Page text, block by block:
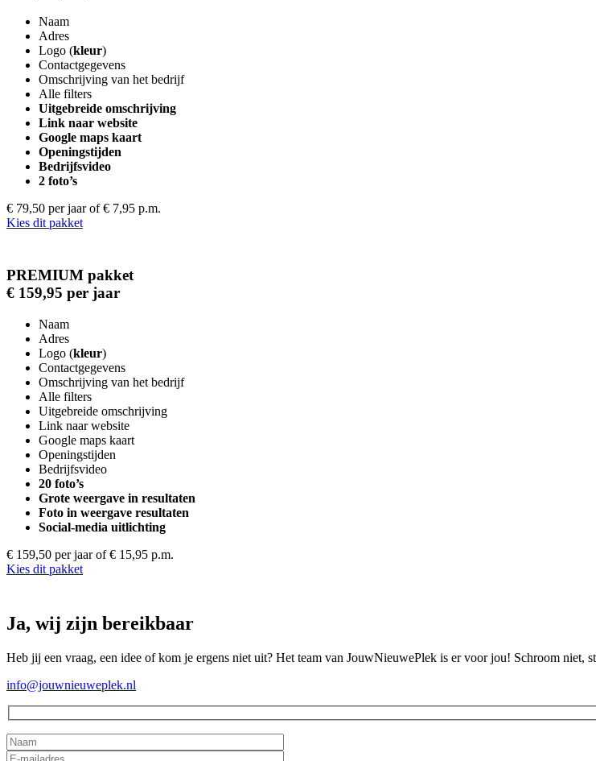
Naam
Adres
Logo (kleur)
Contactgegevens
Omschrijving van het bedrijf
Alle filters
Uitgebreide omschrijving
Link naar website
Google maps kaart
Openingstijden
Bedrijfsvideo
2 foto’s
€ 79,50 per jaar of € 7,95 p.m.
Kies dit pakket
PREMIUM pakket
€ 159,95 per jaar
Naam
Adres
Logo (kleur)
Contactgegevens
Omschrijving van het bedrijf
Alle filters
Uitgebreide omschrijving
Link naar website
Google maps kaart
Openingstijden
Bedrijfsvideo
20 foto’s
Grote weergave in resultaten
Foto in weergave resultaten
Social-media uitlichting
€ 159,50 per jaar of € 15,95 p.m.
Kies dit pakket
Ja, wij zijn bereikbaar
Heb jij een vraag, een idee of kom je ergens niet uit? Het team van JouwNieuwePlek is er voor jou! Schroom
info@jouwnieuweplek.nl